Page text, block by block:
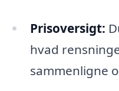
Prisoversigt:
hvad
sammenligne